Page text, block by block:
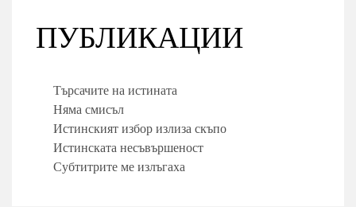
ПУБЛИКАЦИИ
Търсачите на истината
Няма смисъл
Истинският избор излиза скъпо
Истинската несъвършеност
Субтитрите ме излъгаха